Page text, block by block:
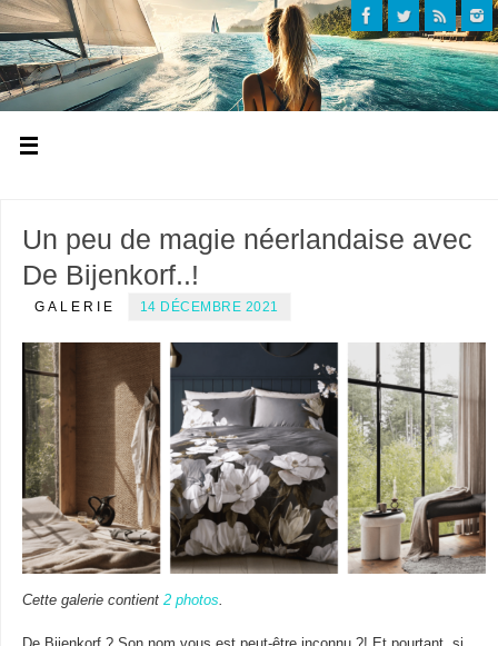
Un peu de magie néerlandaise avec
De Bijenkorf..!
GALERIE 14 DÉCEMBRE 2021
Cette galerie contient 2 photos.